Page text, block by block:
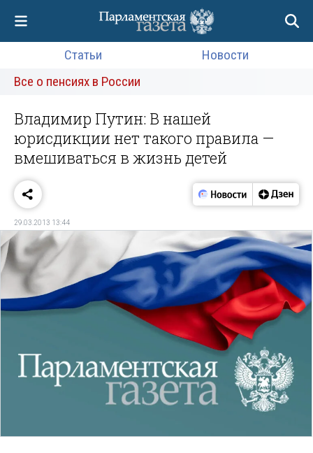
Статьи
Новости
Все о пенсиях в России
Владимир Путин: В нашей
юрисдикции нет такого правила —
вмешиваться в жизнь детей
29.03.2013 13:44